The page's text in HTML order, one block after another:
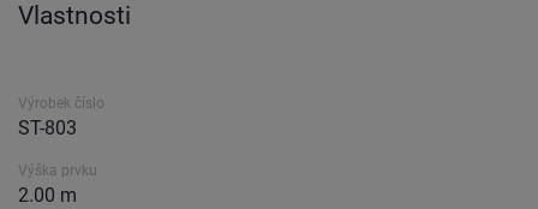
Vlastnosti
Výrobek číslo
ST-803
Výška prvku
2.00 m